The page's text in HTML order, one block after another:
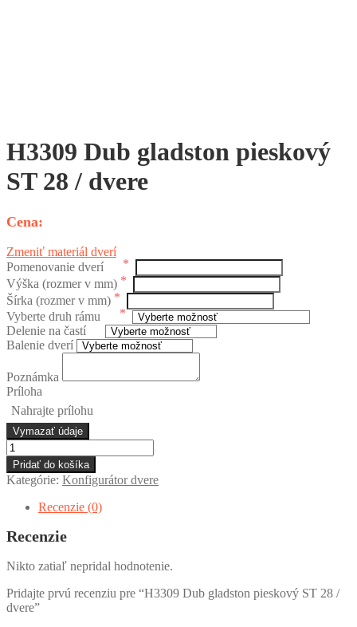
H3309 Dub gladston pieskový
ST 28 / dvere
Zmeniť materiál dverí
Pomenovanie dverí
Výška (rozmer v mm)
Šírka (rozmer v mm)
Vyberte druh rámu
Delenie na častí
Balenie dverí
Poznámka
Príloha
Nahrajte prílohu
Vymazať údaje
množstvo
H3309
Dub
gladston
pieskový
28
/
dvere
Pridať do košíka
Kategórie: Konfigurátor dvere
Recenzie (0)
Recenzie
Nikto zatiaľ nepridal hodnotenie.
Pridajte prvú recenziu pre “H3309 Dub gladston pieskový ST 28 /
dvere”